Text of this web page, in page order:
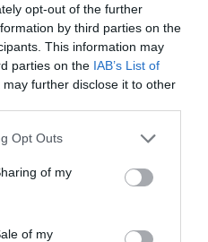
opt-out of the further
by third parties on the
This information may
parties on the IAB’s List of
may further disclose it to other
uses one or more Google
behaviour. You may click to
and its third-party tags to
purposes in below Google
Opt Outs
of my
of my
degli incapaci: contro
delle braccia
2026